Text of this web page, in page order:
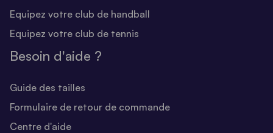
Equipez votre club de handball
Equipez votre club de tennis
Besoin d'aide ?
Guide des tailles
Formulaire de retour de commande
Centre d'aide